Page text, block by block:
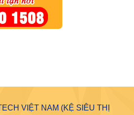
VIỆT NAM (KỆ SIÊU THỊ